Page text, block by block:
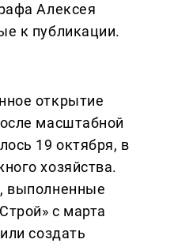
Алексея
к публикации.
открытие
масштабной
19 октября, в
хозяйства.
выполненные
с марта
создать